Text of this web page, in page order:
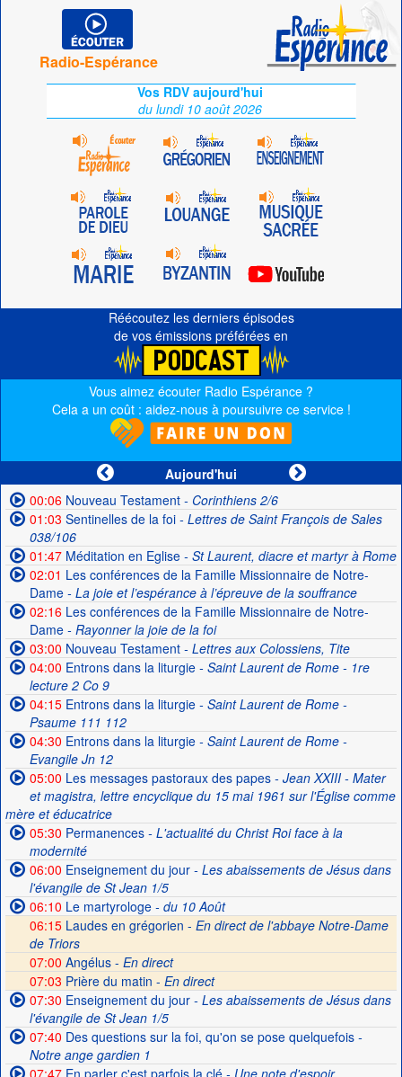
Radio-Espérance
Vos RDV aujourd'hui
du lundi 10 août 2026
Réécoutez les derniers épisodes
de vos émissions préférées en
Vous aimez écouter Radio Espérance ?
Cela a un coût : aidez-nous à poursuivre ce service !
Aujourd'hui
00:06Nouveau Testament- Corinthiens 2/6
01:03 Sentinelles de la foi- Lettres de Saint François de Sales
038/106
01:47Méditation en Eglise- St Laurent, diacre et martyr à Rome
02:01 Les conférences de la Famille Missionnaire de Notre-
Dame- La joie et l’espérance à l’épreuve de la souffrance
02:16Les conférences de la Famille Missionnaire de Notre-
Dame- Rayonner la joie de la foi
03:00 Nouveau Testament- Lettres aux Colossiens, Tite
04:00 Entrons dans la liturgie- Saint Laurent de Rome - 1re
lecture 2 Co 9
04:15Entrons dans la liturgie- Saint Laurent de Rome -
Psaume 111 112
04:30 Entrons dans la liturgie- Saint Laurent de Rome -
Evangile Jn 12
05:00 Les messages pastoraux des papes- Jean XXIII - Mater
et magistra, lettre encyclique du 15 mai 1961 sur l'Église comme
mère et éducatrice
05:30 Permanences- L'actualité du Christ Roi face à la
modernité
06:00 Enseignement du jour- Les abaissements de Jésus dans
l'évangile de St Jean 1/5
06:10 Le martyrologe- du 10 Août
06:15Laudes en grégorien - En direct de l'abbaye Notre-Dame
de Triors
07:00 Angélus - En direct
07:03 Prière du matin - En direct
07:30 Enseignement du jour- Les abaissements de Jésus dans
l'évangile de St Jean 1/5
07:40 Des questions sur la foi, qu'on se pose quelquefois-
Notre ange gardien 1
07:47En parler c'est parfois la clé- Une note d'espoir